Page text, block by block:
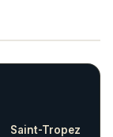
Saint-Tropez